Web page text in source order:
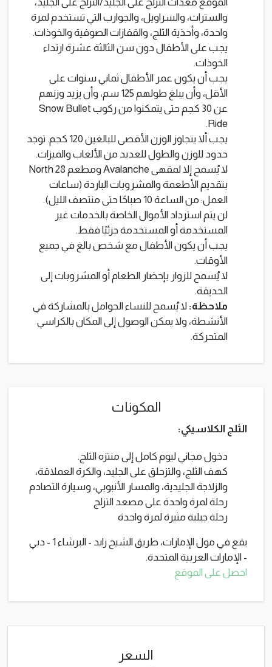
والسترات، والسراويل، والجوارب التي تستخدم لمرة
واحدة، وأحذية الثلج، والقفازات الصوفية والخوذات.
يجب على الأطفال دون سن الثالثة عشرة ارتداء
الخوذات.
يجب أن يكون عمر الأطفال ثماني سنوات على
الأقل، وأن يبلغ طولهم 125 سم، وأن يزيد وزنهم
عن 30 كجم حتى يتمكنوا من ركوب Snow Bullet
Ride.
يجب ألا يتجاوز الوزن الأقصى للبالغين 120 كجم. توجد
حدود للوزن والطول للعديد من الألعاب والميزات.
لا يُسمح إلا لمقهى Avalanche ومطعم North 28
بتقديم الأطعمة والمشروبات الباردة (ساعات
العمل: من الساعة 10 صباحًا حتى منتصف الليل).
لن يتم استرداد الأموال الخاصة بالخدمات غير
المستخدمة أو المستخدمة جزئيًا فقط.
يجب أن يكون الأطفال مع شخص بالغ في جميع
الأوقات.
لا يُسمح للزوار بإحضار الطعام أو المشروبات إلى
الحديقة.
ملاحظة: لا يُسمح للنساء الحوامل بالمشاركة في
الأنشطة، ولا يمكن الوصول إلى المكان بالكراسي
المتحركة.
المكونات
الثلج الكلاسيكي:
دخول مجاني ليوم كامل إلى منتزه الثلج.
كهف الثلج، والتزحلق على الجليد، والكرة العملاقة،
والزلاجة الجليدية، والمسار الأنبوبي، وسيارة التصادم
رحلة لمرة واحدة على مصعد التزلج
رحلة جبلية مثيرة لمرة واحدة
يقع في مول الإمارات، طريق الشيخ زايد - البرشاء 1 - دبي
- الإمارات العربية المتحدة.
احصل على الموقع
السعر